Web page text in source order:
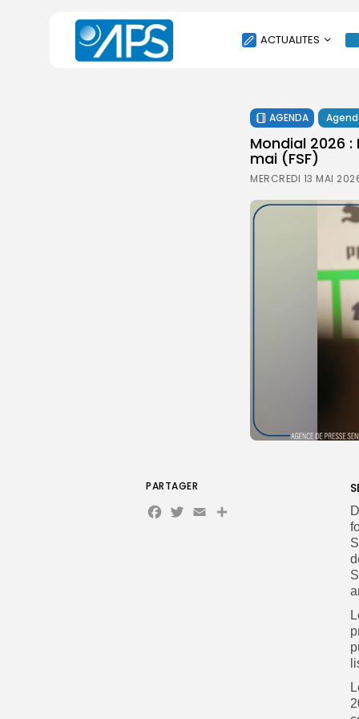
ACTUALITES
SOCIÉTÉ
ÉCONOMIE
CULTURE
ENVIRONNEMENT
AGENDA
Mondial 2026
mai (FSF)
MERCREDI 13 MAI
PARTAGER
Facebook
Twitter
EmailPartager